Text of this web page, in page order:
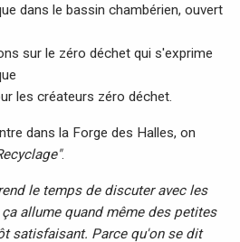
dans le bassin chambérien, ouvert
sur le zéro déchet qui s'exprime
les créateurs zéro déchet.
dans la Forge des Halles, on
.
le temps de discuter avec les
allume quand même des petites
satisfaisant. Parce qu'on se dit